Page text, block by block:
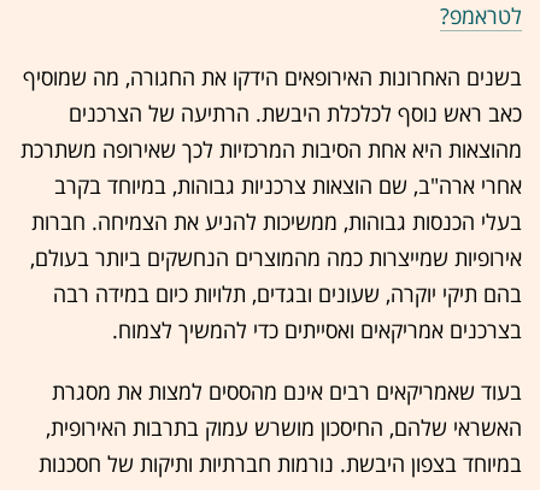
לטראמפ?
בשנים האחרונות האירופאים הידקו את החגורה, מה שמוסיף
כאב ראש נוסף לכלכלת היבשת. הרתיעה של הצרכנים
מהוצאות היא אחת הסיבות המרכזיות לכך שאירופה משתרכת
אחרי ארה"ב, שם הוצאות צרכניות גבוהות, במיוחד בקרב
בעלי הכנסות גבוהות, ממשיכות להניע את הצמיחה. חברות
אירופיות שמייצרות כמה מהמוצרים הנחשקים ביותר בעולם,
בהם תיקי יוקרה, שעונים ובגדים, תלויות כיום במידה רבה
בצרכנים אמריקאים ואסייתים כדי להמשיך לצמוח.
בעוד שאמריקאים רבים אינם מהססים למצות את מסגרת
האשראי שלהם, החיסכון מושרש עמוק בתרבות האירופית,
במיוחד בצפון היבשת. נורמות חברתיות ותיקות של חסכנות